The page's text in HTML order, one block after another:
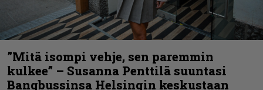
”Mitä isompi vehje, sen paremmin
kulkee” – Susanna Penttilä suuntasi
Bangbussinsa Helsingin keskustaan